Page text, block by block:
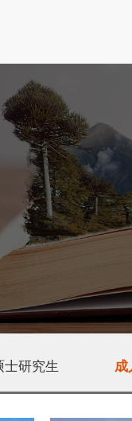
士研究生 成